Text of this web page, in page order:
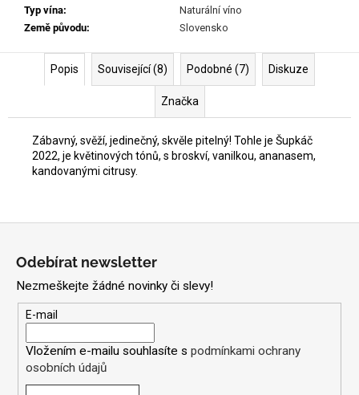
Typ vína:
Naturální víno
Země původu: Slovensko
Popis Související (8) Podobné (7) Diskuze
Značka
Zábavný, svěží, jedinečný, skvěle pitelný! Tohle je Šupkáč
2022, je květinových tónů, s broskví, vanilkou, ananasem,
kandovanými citrusy.
699
Kč
Odebírat newsletter
Nezmeškejte žádné novinky či slevy!
E-mail
Vložením e-mailu souhlasíte s podmínkami ochrany
osobních údajů